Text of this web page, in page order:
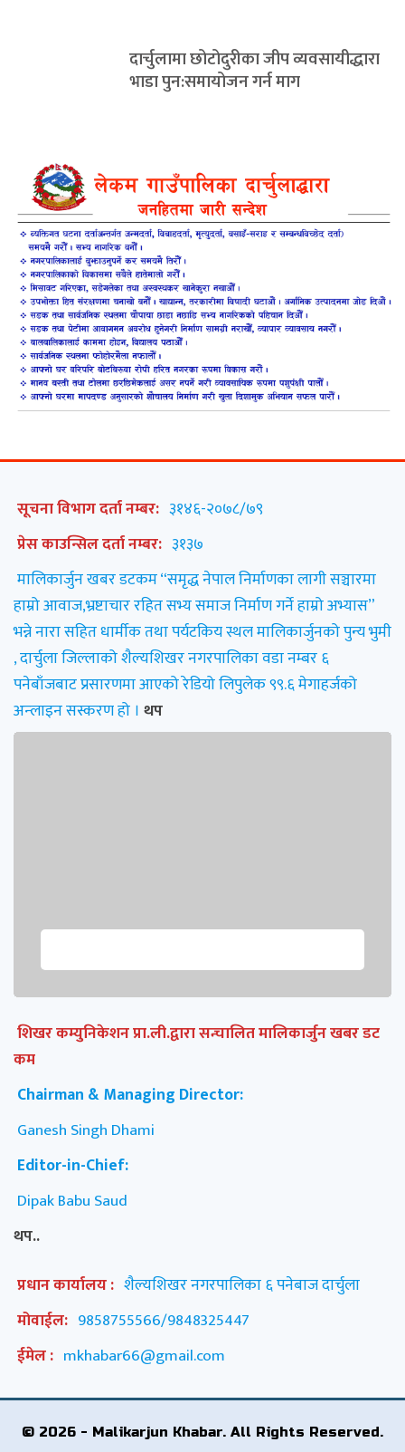
दार्चुलामा छोटोदुरीका जीप व्यवसायीद्धारा
भाडा पुन:समायोजन गर्न माग
सूचना विभाग दर्ता नम्बर: ३१४६-२०७८/७९
प्रेस काउन्सिल दर्ता नम्बर: ३१३७
मालिकार्जुन खबर डटकम “समृद्ध नेपाल निर्माणका लागी सञ्चारमा
हाम्रो आवाज,भ्रष्टाचार रहित सभ्य समाज निर्माण गर्ने हाम्रो अभ्यास”
भन्ने नारा सहित धार्मीक तथा पर्यटकिय स्थल मालिकार्जुनको पुन्य भुमी
, दार्चुला जिल्लाको शैल्यशिखर नगरपालिका वडा नम्बर ६
पनेबाँजबाट प्रसारणमा आएको रेडियो लिपुलेक ९९.६ मेगाहर्जको
अन्लाइन सस्करण हो । थप
शिखर कम्युनिकेशन प्रा.ली.द्वारा सन्चालित मालिकार्जुन खबर डट
कम
Chairman & Managing Director:
Ganesh Singh Dhami
Editor-in-Chief:
Dipak Babu Saud
थप..
प्रधान कार्यालय : शैल्यशिखर नगरपालिका ६ पनेबाज दार्चुला
मोवाईल: 9858755566/9848325447
ईमेल : mkhabar66@gmail.com
© 2026 - Malikarjun Khabar. All Rights Reserved.